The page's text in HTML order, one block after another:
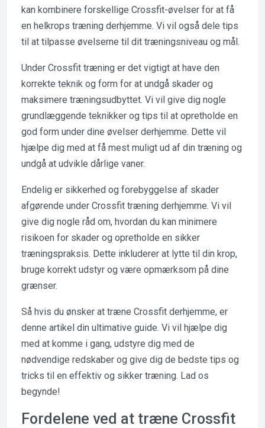
kan kombinere forskellige Crossfit-øvelser for at få
en helkrops træning derhjemme. Vi vil også dele tips
til at tilpasse øvelserne til dit træningsniveau og mål.
Under Crossfit træning er det vigtigt at have den
korrekte teknik og form for at undgå skader og
maksimere træningsudbyttet. Vi vil give dig nogle
grundlæggende teknikker og tips til at opretholde en
god form under dine øvelser derhjemme. Dette vil
hjælpe dig med at få mest muligt ud af din træning og
undgå at udvikle dårlige vaner.
Endelig er sikkerhed og forebyggelse af skader
afgørende under Crossfit træning derhjemme. Vi vil
give dig nogle råd om, hvordan du kan minimere
risikoen for skader og opretholde en sikker
træningspraksis. Dette inkluderer at lytte til din krop,
bruge korrekt udstyr og være opmærksom på dine
grænser.
Så hvis du ønsker at træne Crossfit derhjemme, er
denne artikel din ultimative guide. Vi vil hjælpe dig
med at komme i gang, udstyre dig med de
nødvendige redskaber og give dig de bedste tips og
tricks til en effektiv og sikker træning. Lad os
begynde!
Fordelene ved at træne Crossfit